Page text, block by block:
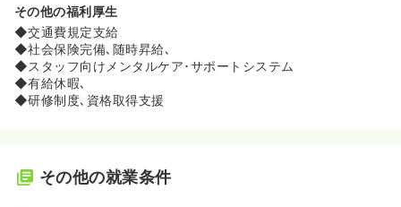
その他の福利厚生
◆交通費規定支給
◆社会保険完備､随時昇給､
◆スタッフ向けメンタルケア･サポートシステム
◆有給休暇､
◆研修制度､資格取得支援
その他の就業条件